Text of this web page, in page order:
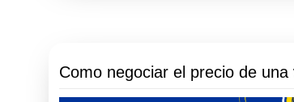
Como negociar el precio de